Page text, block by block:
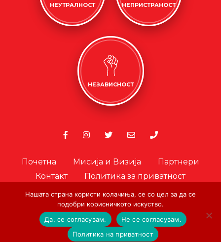
НЕУТРАЛНОСТ НЕПРИСТРАНОСТ
НЕЗАВИСНОСТ
Почетна Мисија и Визија
Партнери
Контакт
Политика за приватност
Политика за колачиња
Офицер за лични податоци
© Copyright. Црвен Крст на Град Скопје. 2026.
Developed by:AA
Нашата страна користи колачиња, се со цел за да се
подобри корисничкото искуство.
Да, се согласувам.
Не се согласувам.
Политика на приватност